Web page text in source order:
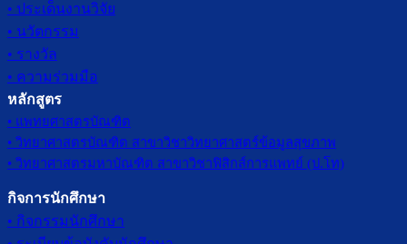
• ประเด็นงานวิจัย
• นวัตกรรม
• รางวัล
• ความร่วมมือ
หลักสูตร
• แพทยศาสตรบัณฑิต
• วิทยาศาสตรบัณฑิต สาขาวิชาวิทยาศาสตร์ข้อมูลสุขภาพ
• วิทยาศาสตรมหาบัณฑิต สาขาวิชาฟิสิกส์การแพทย์ (ป.โท)
กิจการนักศึกษา
• กิจกรรมนักศึกษา